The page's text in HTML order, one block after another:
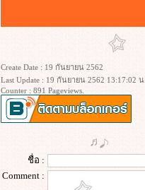
Create Date : 19 กันยายน 2562
Last Update : 19 กันยายน 2562 13:17:02 น.
Counter : 891 Pageviews.
ชื่อ :
Comment :